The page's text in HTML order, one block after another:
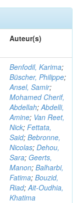
Auteur(s)
Benfodil, Karima;
Büscher, Philippe;
Ansel, Samir;
Mohamed Cherif,
Abdellah;Abdelli,
Amine; Van Reet,
Nick; Fettata,
Said; Bebronne,
Nicolas; Dehou,
Sara; Geerts,
Manon; Balharbi,
Fatima; Bouzid,
Riad;Ait-Oudhia,
Khatima